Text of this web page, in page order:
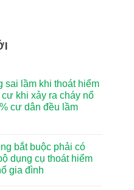
sai lầm khi thoát hiểm
khi xảy ra cháy nổ
cư dân đều lầm
bắt buộc phải có
dụng cụ thoát hiểm
gia đình